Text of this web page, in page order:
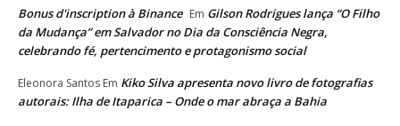
Bonus d'inscription à Binance Em Gilson Rodrigues lança “O Filho
da Mudança” em Salvador no Dia da Consciência Negra,
celebrando fé, pertencimento e protagonismo social
Eleonora Santos Em Kiko Silva apresenta novo livro de fotografias
autorais: Ilha de Itaparica – Onde o mar abraça a Bahia